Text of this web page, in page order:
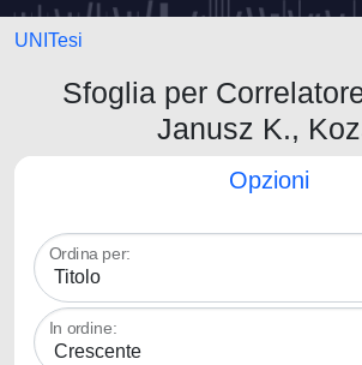
UNITesi
Sfoglia per
Janusz K.,
Opzioni
Ordina per:
In ordine: